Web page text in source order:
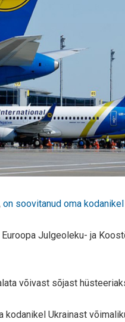
on soovitanud oma
Julgeoleku- ja
võivast sõjast
Ukrainast